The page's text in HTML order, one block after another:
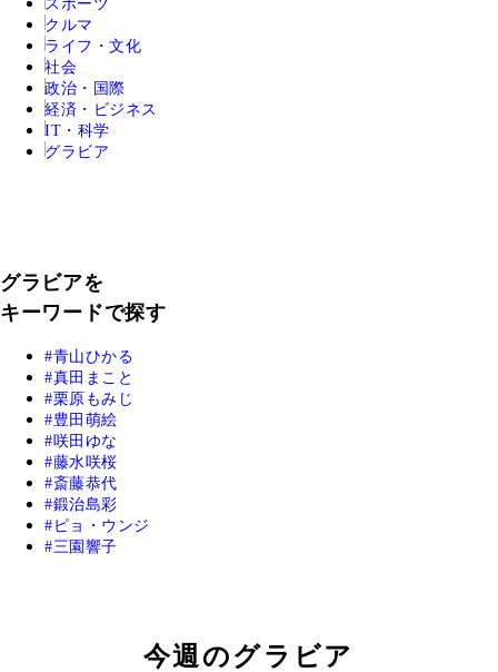
スポーツ
クルマ
ライフ・文化
社会
政治・国際
経済・ビジネス
IT・科学
グラビア
グラビアを
キーワードで探す
青山ひかる
真田まこと
栗原もみじ
豊田萌絵
咲田ゆな
藤水咲桜
斎藤恭代
鍛治島彩
ピョ・ウンジ
三園響子
今週のグラビア